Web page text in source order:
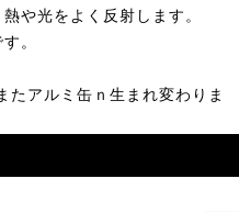
や光をよく反射します。
。
たアルミ缶ｎ生まれ変わりま